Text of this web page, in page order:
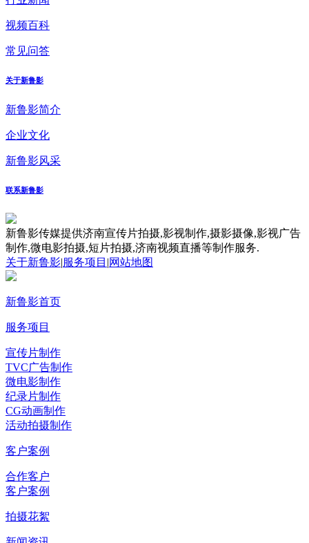
视频百科
常见问答
关于新鲁影
新鲁影简介
企业文化
新鲁影风采
联系新鲁影
新鲁影传媒提供济南宣传片拍摄,影视制作,摄影摄像,影视广告
制作,微电影拍摄,短片拍摄,济南视频直播等制作服务.
关于新鲁影|服务项目 |网站地图
新鲁影首页
服务项目
宣传片制作
TVC广告制作
微电影制作
纪录片制作
CG动画制作
活动拍摄制作
客户案例
合作客户
客户案例
拍摄花絮